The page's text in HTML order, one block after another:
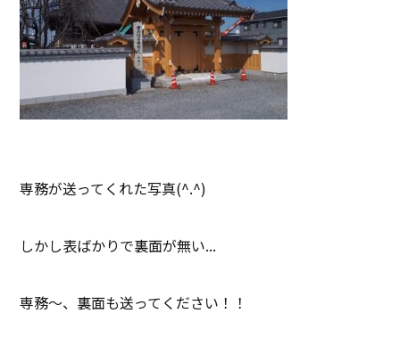
専務が送ってくれた写真(^.^)
しかし表ばかりで裏面が無い...
専務～、裏面も送ってください！！